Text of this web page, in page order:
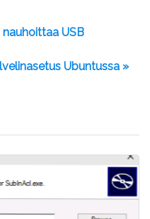
USB
Ubuntussa »